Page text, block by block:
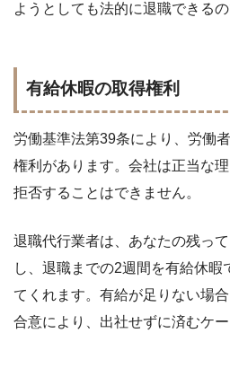
ようとしても法的に退職できるの
有給休暇の取得権利
労働基準法第39条により、労働
権利があります。会社は正当な
拒否することはできません。
退職代行業者は、あなたの残っ
し、退職までの2週間を有給休暇
てくれます。有給が足りない場
合意により、出社せずに済むケー